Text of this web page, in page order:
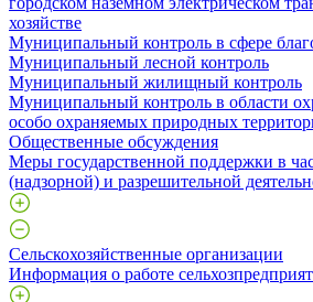
хозяйстве
Муниципальный контроль в сфере
Муниципальный лесной контроль
Муниципальный жилищный контроль
Муниципальный контроль в области
особо охраняемых природных
Общественные обсуждения
Меры государственной поддержки в
(надзорной) и разрешительной
Сельскохозяйственные организации
Информация о работе